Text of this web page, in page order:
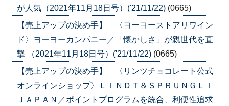
が人気（2021年11月18日号）('21/11/22) (0665)
【売上アップの決め手】 〈ヨーヨーストアリワイン
ド〉ヨーヨーカンパニー／「懐かしさ」が親世代を直
撃 （2021年11月18日号）('21/11/22) (0665)
【売上アップの決め手】 〈リンツチョコレート公式
オンラインショップ〉ＬＩＮＤＴ＆ＳＰＲＵＮＧＬＩ
ＪＡＰＡＮ／ポイントプログラムを統合、利便性追求